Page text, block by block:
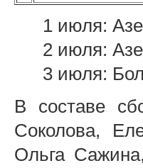
1 июля:
2 июля:
3 июля:
В составе
Соколова,
Ольга